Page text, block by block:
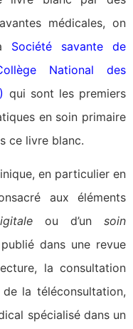
médicales, on
Société savante de
National des
qui sont les premiers
en soin primaire
ce livre blanc.
en particulier en
aux éléments
ou d’unsoin
dans une revue
la consultation
la téléconsultation,
spécialisé dans un